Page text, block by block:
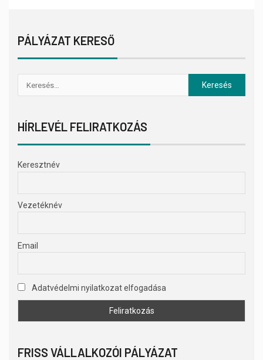
PÁLYÁZAT KERESŐ
HÍRLEVÉL FELIRATKOZÁS
Keresztnév
Vezetéknév
Email
Adatvédelmi nyilatkozat elfogadása
FRISS VÁLLALKOZÓI PÁLYÁZAT